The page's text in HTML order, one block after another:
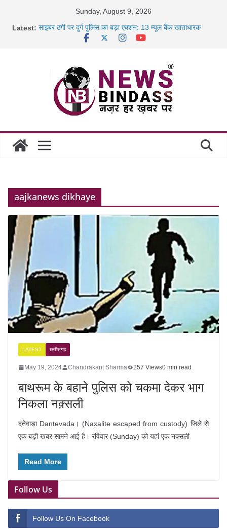
Sunday, August 9, 2026
Latest: साइबर ठगी पर दुर्ग पुलिस का बड़ा एक्शन: 13 म्यूल बैंक खाताधारक
रायपुर में कल्याण ज्वेलर्स में डकैती की साजिश नाकाम, दिल्ली-बिहार
छत्तीसगढ़ में 1460 गोधाम होंगे स्थापित, हर विकासखंड के 10 उत्कृष्ट
गोठानों
aajkanews dikhaye
LATEST छत्तीसगढ़
May 19, 2024 Chandrakant Sharma 257 Views0 min read
बाथरूम के बहाने पुलिस को चकमा देकर भाग
निकला नक़्सली
दंतेवाड़ा Dantevada। (Naxalite escaped from custody) जिले से
एक बड़ी खबर सामने आई है। रविवार (Sunday) को यहां एक नक्सली
Read More
Follow Us
Follow Us On Facebook